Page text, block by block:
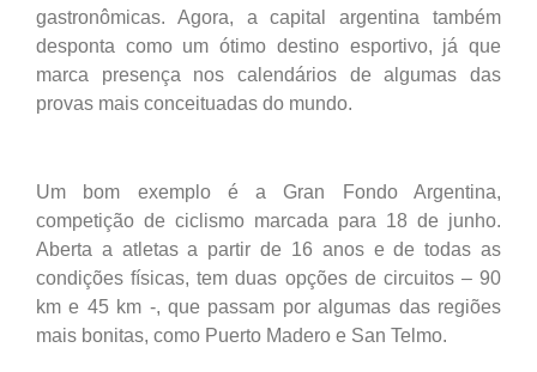
gastronômicas. Agora, a capital argentina também
desponta como um ótimo destino esportivo, já que
marca presença nos calendários de algumas das
provas mais conceituadas do mundo.
Um bom exemplo é a Gran Fondo Argentina,
competição de ciclismo marcada para 18 de junho.
Aberta a atletas a partir de 16 anos e de todas as
condições físicas, tem duas opções de circuitos – 90
km e 45 km -, que passam por algumas das regiões
mais bonitas, como Puerto Madero e San Telmo.